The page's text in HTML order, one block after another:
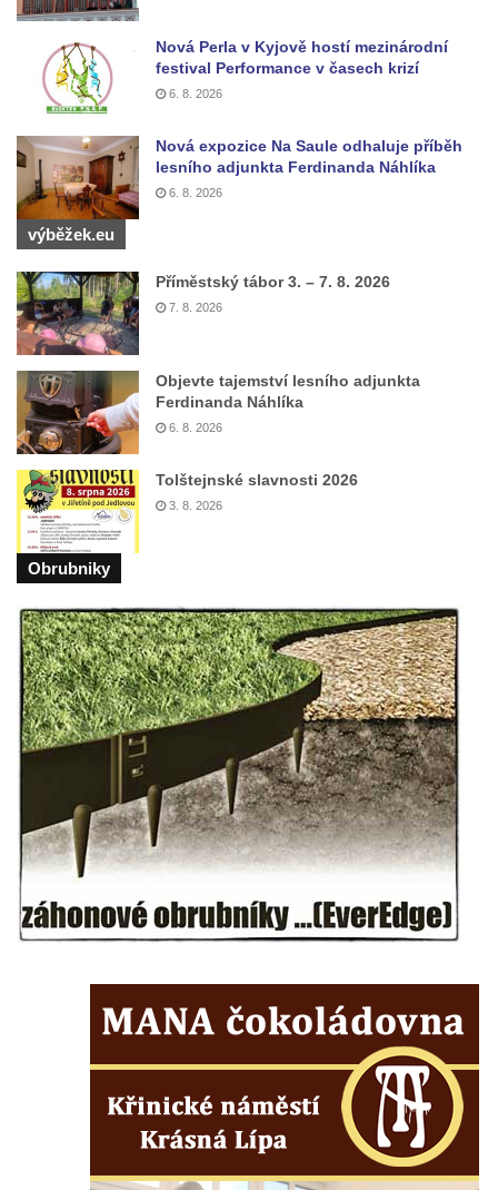
Kamenném Újezdě
Socha na náměstí J. V. Kamarýta ve
Velešíně
Pomník J. V. Kamarýta v Krumlovské ulici ve
Velešíně
Pamětní deska arcibiskupa Micara ve
vstupu do poutního místa Římov
Plastika Koule v Gutenbergově ulici v
Pamětní deska Vojtěcha Kocmicha na
domě čp. 37 v ulici Betlém v Římově
Pomník na paměť zrušení roboty v Plavu
Socha vodníka v Plavu
Socha svatého Jana Nepomuckého v
Třebušíně
Pamětní deska Johanna Nepomuka
Fischera na domě čp. 5/16 na třídě 9.
května v Rumburku
Pamětní deska Johanna Neumanna
severně od Tokáně
Obrázek svatého Huberta na buku svatého
Huberta
Obrázek svatého Jakuba na skále u cesty
východně od Srbské Kamenice
Busta Jana Amose Komenského na domě
čp. 37 v Račicích
Socha ležícího koně v Sadech
Československé armády v Teplicích
Socha Medvídě v Tierpark Chemnitz
Sochy Ležící žena v Tierpark Chemnitz
Socha Skupina jeřábů v Tierpark Chemnitz
Socha Panter v ZOO Leipzig
Socha Dívka s mušlí v ZOO Leipzig
Socha Tygr v ZOO Leipzig
Socha Atlet v ZOO Leipzig
Socha Marabu v ZOO Leipzig
Nová Perla v Kyjově hostí mezinárodní
festival Performance v časech krizí
6. 8. 2026
Nová expozice Na Saule odhaluje příběh
lesního adjunkta Ferdinanda Náhlíka
6. 8. 2026
výběžek.eu
Příměstský tábor 3. – 7. 8. 2026
7. 8. 2026
Objevte tajemství lesního adjunkta
Ferdinanda Náhlíka
6. 8. 2026
Tolštejnské slavnosti 2026
3. 8. 2026
Obrubniky